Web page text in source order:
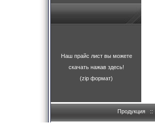
Наш прайс лист вы можете
скачать нажав здесь!
(zip формат)
Продукция ::